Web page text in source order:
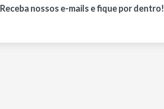
Receba nossos e-mails e fique por dentro!